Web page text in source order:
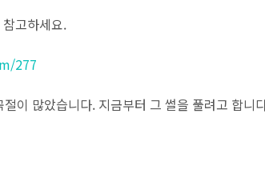
고하세요.
277
이 많았습니다. 지금부터 그 썰을 풀려고 합니